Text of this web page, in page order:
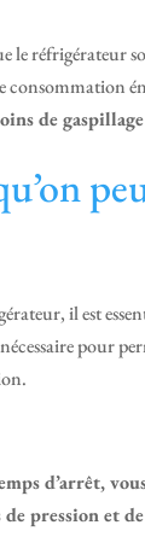
le réfrigérateur
de
il est
pour
d’arrêt,
de pression et